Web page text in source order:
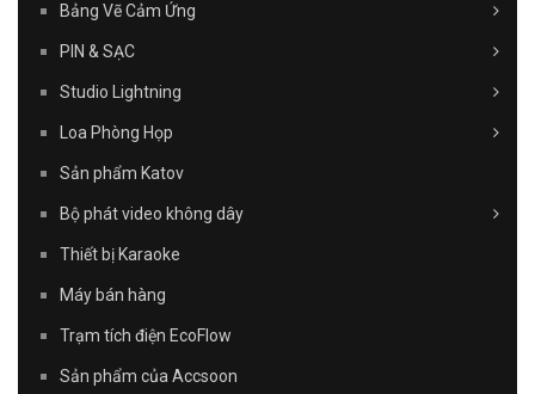
Bảng Vẽ Cảm Ứng
PIN & SẠC
Studio Lightning
Loa Phòng Họp
Sản phẩm Katov
Bộ phát video không dây
Thiết bị Karaoke
Máy bán hàng
Trạm tích điện EcoFlow
Sản phẩm của Accsoon